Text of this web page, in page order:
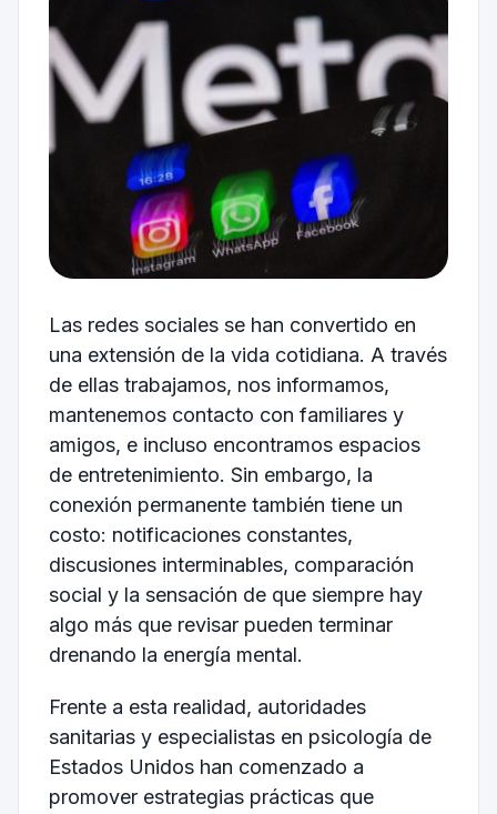
Las redes sociales se han convertido en
una extensión de la vida cotidiana. A través
de ellas trabajamos, nos informamos,
mantenemos contacto con familiares y
amigos, e incluso encontramos espacios
de entretenimiento. Sin embargo, la
conexión permanente también tiene un
costo: notificaciones constantes,
discusiones interminables, comparación
social y la sensación de que siempre hay
algo más que revisar pueden terminar
drenando la energía mental.
Frente a esta realidad, autoridades
sanitarias y especialistas en psicología de
Estados Unidos han comenzado a
promover estrategias prácticas que